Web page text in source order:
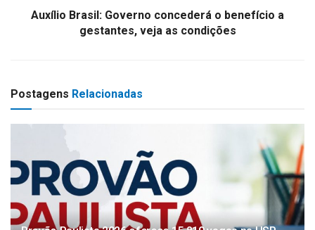
Auxílio Brasil: Governo concederá o benefício a
gestantes, veja as condições
Postagens Relacionadas